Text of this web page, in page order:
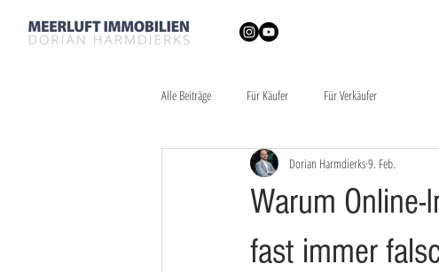
Alle Beiträge Für Käufer Für Verkäufer
Warum
fast immer
Dorian Harmdierks9. Feb.